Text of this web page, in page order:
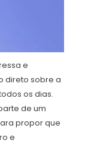
e
direto sobre a
os dias.
de um
propor que
e